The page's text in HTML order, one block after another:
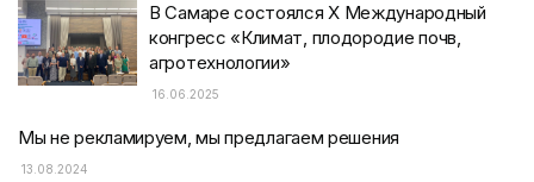
В Самаре состоялся X Международный
конгресс «Климат, плодородие почв,
агротехнологии»
16.06.2025
Мы не рекламируем, мы предлагаем решения
13.08.2024